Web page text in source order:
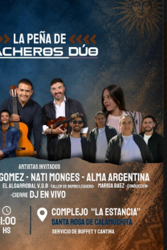
este festival, por eso
la participación de muchos
destacó Rivarola.
trabajando muy fuerte porque
desde accesos
planificando bien los
de seguridad, hasta la puesta
de los artistas. Queremos
gran evento para la sociedad”
del festival, habrá un
la niñez” con peloteros,